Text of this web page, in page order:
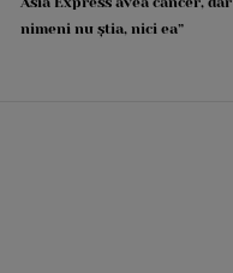
nimeni nu știa, nici ea”